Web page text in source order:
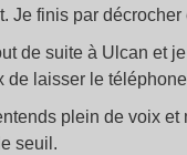
Je finis par décrocher
de suite à Ulcan et
de laisser le
plein de voix et
seuil.